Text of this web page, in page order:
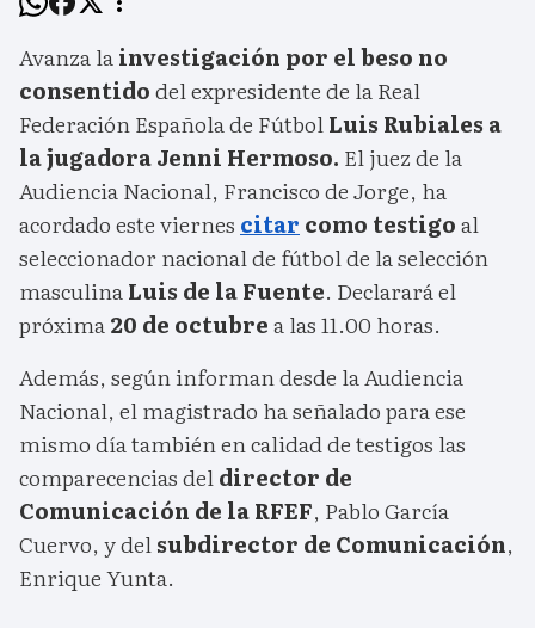
Avanza lainvestigación por el beso no
consentidodel expresidente de la Real
Federación Española de FútbolLuis Rubiales a
la jugadora Jenni Hermoso. El juez de la
Audiencia Nacional, Francisco de Jorge, ha
acordado este viernes citar como testigoal
seleccionador nacional de fútbol de la selección
masculinaLuis de la Fuente. Declarará el
próxima20 de octubrea las 11.00 horas.
Además, según informan desde la Audiencia
Nacional, el magistrado ha señalado para ese
mismo día también en calidad de testigos las
comparecencias deldirector de
Comunicación de la RFEF, Pablo García
Cuervo, y delsubdirector de Comunicación,
Enrique Yunta.